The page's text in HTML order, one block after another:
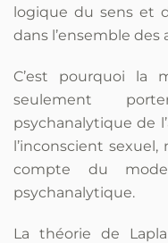
logique du sens et
dans l’ensemble
C’est pourquoi la
seulement
psychanalytique de
l’inconscient
compte du
psychanalytique.
La théorie de